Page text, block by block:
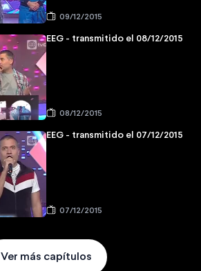
09/12/2015
EEG - transmitido el 08/12/2015
08/12/2015
EEG - transmitido el 07/12/2015
07/12/2015
Ver más capítulos